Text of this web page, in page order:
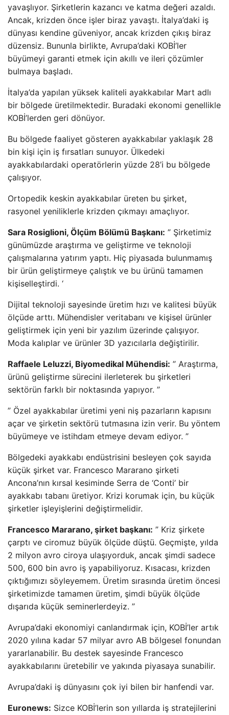
yavaşlıyor. Şirketlerin kazancı ve katma değeri azaldı.
Ancak, krizden önce işler biraz yavaştı. İtalya’daki iş
dünyası kendine güveniyor, ancak krizden çıkış biraz
düzensiz. Bununla birlikte, Avrupa’daki KOBİ’ler
büyümeyi garanti etmek için akıllı ve ileri çözümler
bulmaya başladı.
İtalya’da yapılan yüksek kaliteli ayakkabılar Mart adlı
bir bölgede üretilmektedir. Buradaki ekonomi genellikle
KOBİ’lerden geri dönüyor.
Bu bölgede faaliyet gösteren ayakkabılar yaklaşık 28
bin kişi için iş fırsatları sunuyor. Ülkedeki
ayakkabılardaki operatörlerin yüzde 28’i bu bölgede
çalışıyor.
Ortopedik keskin ayakkabılar üreten bu şirket,
rasyonel yeniliklerle krizden çıkmayı amaçlıyor.
Sara Rosiglioni, Ölçüm Bölümü Başkanı: ” Şirketimiz
günümüzde araştırma ve geliştirme ve teknoloji
çalışmalarına yatırım yaptı. Hiç piyasada bulunmamış
bir ürün geliştirmeye çalıştık ve bu ürünü tamamen
kişiselleştirdi. ‘
Dijital teknoloji sayesinde üretim hızı ve kalitesi büyük
ölçüde arttı. Mühendisler veritabanı ve kişisel ürünler
geliştirmek için yeni bir yazılım üzerinde çalışıyor.
Moda kalıplar ve ürünler 3D yazıcılarla değiştirilir.
Raffaele Leluzzi, Biyomedikal Mühendisi: ” Araştırma,
ürünü geliştirme sürecini ilerleterek bu şirketleri
sektörün farklı bir noktasında yapıyor. ”
” Özel ayakkabılar üretimi yeni niş pazarların kapısını
açar ve şirketin sektörü tutmasına izin verir. Bu yöntem
büyümeye ve istihdam etmeye devam ediyor. ”
Bölgedeki ayakkabı endüstrisini besleyen çok sayıda
küçük şirket var. Francesco Mararano şirketi
Ancona’nın kırsal kesiminde Serra de ‘Conti’ bir
ayakkabı tabanı üretiyor. Krizi korumak için, bu küçük
şirketler işleyişlerini değiştirmelidir.
Francesco Mararano, şirket başkanı: ” Kriz şirkete
çarptı ve ciromuz büyük ölçüde düştü. Geçmişte, yılda
2 milyon avro ciroya ulaşıyorduk, ancak şimdi sadece
500, 600 bin avro iş yapabiliyoruz. Kısacası, krizden
çıktığımızı söyleyemem. Üretim sırasında üretim öncesi
şirketimizde tamamen üretim, şimdi büyük ölçüde
dışarıda küçük seminerlerdeyiz. ”
Avrupa’daki ekonomiyi canlandırmak için, KOBİ’ler artık
2020 yılına kadar 57 milyar avro AB bölgesel fonundan
yararlanabilir. Bu destek sayesinde Francesco
ayakkabılarını üretebilir ve yakında piyasaya sunabilir.
Avrupa’daki iş dünyasını çok iyi bilen bir hanfendi var.
Euronews: Sizce KOBİ’lerin son yıllarda iş stratejilerini